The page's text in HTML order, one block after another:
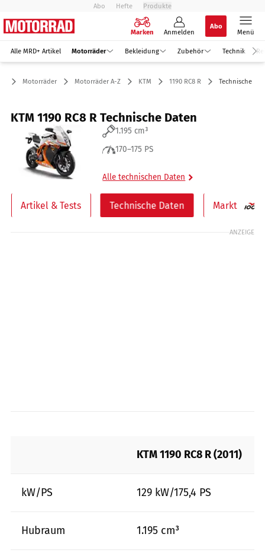
Abo Hefte Produkte
Marken Anmelden
Abo
Menü
Alle MRD+ Artikel Motorräder Bekleidung Zubehör Technik
Motorräder Motorräder A-Z KTM 1190 RC8 R Technische
KTM 1190 RC8 R Technische Daten
1.195 cm³
170–175 PS
Alle technischen Daten
Artikel & Tests Technische Daten Markt
ANZEIGE
KTM 1190 RC8 R (2011)
kW/PS 129 kW/175,4 PS
Hubraum 1.195 cm³